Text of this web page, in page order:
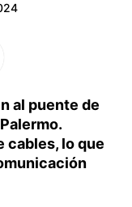
al puente de
cables, lo que